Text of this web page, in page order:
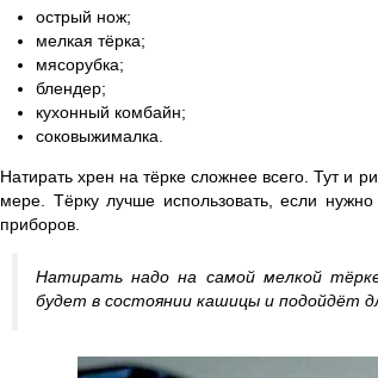
острый нож;
мелкая тёрка;
мясорубка;
блендер;
кухонный комбайн;
соковыжималка.
Натирать хрен на тёрке сложнее всего. Тут и
мере. Тёрку лучше использовать, если
приборов.
Натирать надо на самой мелкой
будет в состоянии кашицы и подойдёт